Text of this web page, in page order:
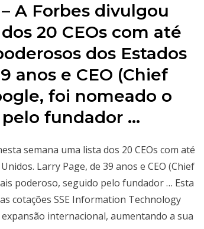
– A Forbes divulgou
20 CEOs com até
dos Estados
anos e CEO (Chief
foi nomeado o
fundador …
semana uma lista dos 20 CEOs com até
Larry Page, de 39 anos e CEO (Chief
poderoso, seguido pelo fundador … Esta
cotações SSE Information Technology
internacional, aumentando a sua